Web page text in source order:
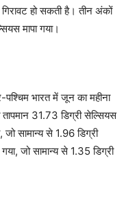
हो सकती है। तीन अंकों
मापा गया।
भारत में जून का महीना
31.73 डिग्री सेल्सियस
सामान्य से 1.96 डिग्री
जो सामान्य से 1.35 डिग्री